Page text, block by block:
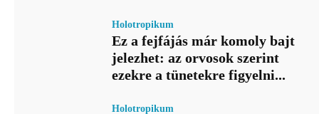
Holotropikum
Ez a fejfájás már komoly bajt
jelezhet: az orvosok szerint
ezekre a tünetekre figyelni...
Holotropikum